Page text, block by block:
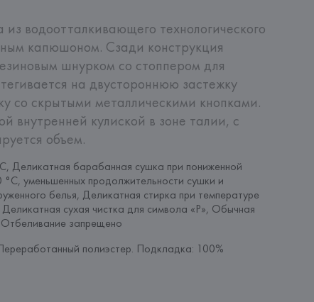
из водоотталкивающего технологического
капюшоном. Сзади конструкция
шнурком со стоппером для
на двустороннюю застежку
со скрытыми металлическими кнопками.
внутренней кулиской в зоне талии, с
объем.
Деликатная барабанная сушка при пониженной
°C, уменьшенных продолжительности сушки и
белья, Деликатная стирка при температуре
сухая чистка для символа «P», Обычная
запрещено
полиэстер. Подкладка: 100%